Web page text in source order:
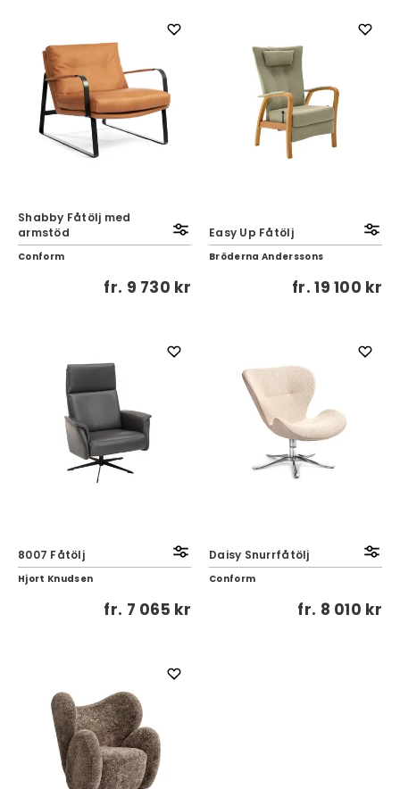
Shabby Fåtölj med
armstöd
Conform
fr. 9 730 kr
Easy Up Fåtölj
Bröderna Anderssons
fr.19 100 kr
8007 Fåtölj
Hjort Knudsen
fr. 7 065 kr
Daisy Snurrfåtölj
Conform
fr. 8 010 kr